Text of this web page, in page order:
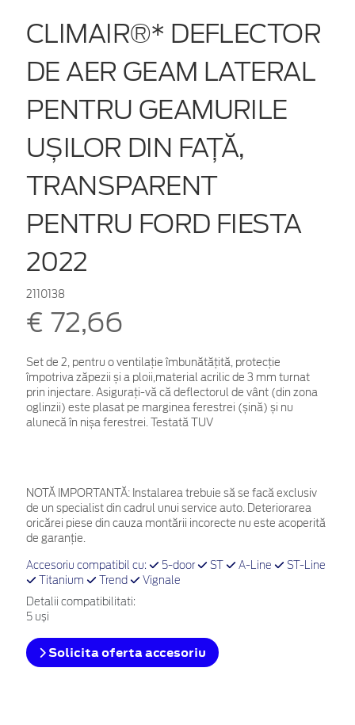
CLIMAIR®* DEFLECTOR
DE AER GEAM LATERAL
PENTRU GEAMURILE
UȘILOR DIN FAȚĂ,
TRANSPARENT
PENTRU FORD FIESTA
2022
2110138
€ 72,66
Set de 2, pentru o ventilație îmbunătățită, protecție
împotriva zăpezii și a ploii,material acrilic de 3 mm turnat
prin injectare. Asigurați-vă că deflectorul de vânt (din zona
oglinzii) este plasat pe marginea ferestrei (șină) și nu
alunecă în nișa ferestrei. Testată TUV
NOTĂ IMPORTANTĂ: Instalarea trebuie să se facă exclusiv
de un specialist din cadrul unui service auto. Deteriorarea
oricărei piese din cauza montării incorecte nu este acoperită
de garanţie.
Accesoriu compatibil cu: 5-door ST A-Line
ST-Line
Titanium
Trend Vignale
Detalii compatibilitati:
5 uși
Solicita oferta accesoriu